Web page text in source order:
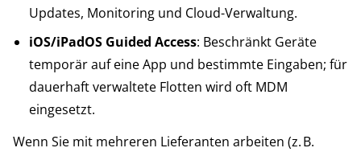
Updates, Monitoring und Cloud-Verwaltung.
iOS/iPadOS Guided Access: Beschränkt Geräte
temporär auf eine App und bestimmte Eingaben; für
dauerhaft verwaltete Flotten wird oft MDM
eingesetzt.
Wenn Sie mit mehreren Lieferanten arbeiten (z. B.